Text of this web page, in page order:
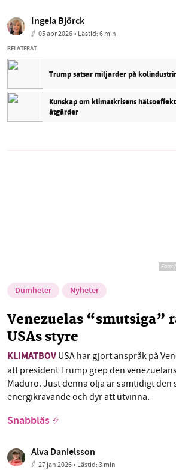
Ingela Björck
05 apr 2026• Lästid:6 min
RELATERAT
Trump satsar miljarder på
Kunskap om klimatkrisens
åtgärder
Foto:
Dumheter Nyheter
Venezuelas “smutsiga”
USAs styre
KLIMATBOV USA har gjort anspråk på
att president Trump grep den
Maduro. Just denna olja är samtidigt den
energikrävande och dyr att utvinna.
Snabbläs
Alva Danielsson
27 jan 2026• Lästid:3 min